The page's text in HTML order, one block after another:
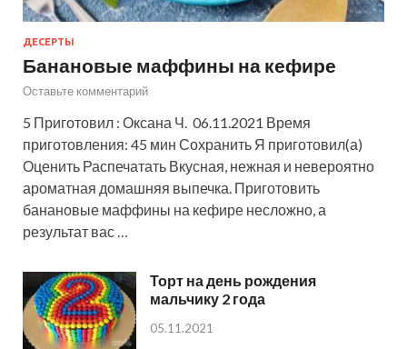
ДЕСЕРТЫ
Банановые маффины на кефире
Оставьте комментарий
5 Приготовил : Оксана Ч. 06.11.2021 Время
приготовления: 45 мин Сохранить Я приготовил(а)
Оценить Распечатать Вкусная, нежная и невероятно
ароматная домашняя выпечка. Приготовить
банановые маффины на кефире несложно, а
результат вас …
Торт на день рождения
мальчику 2 года
05.11.2021